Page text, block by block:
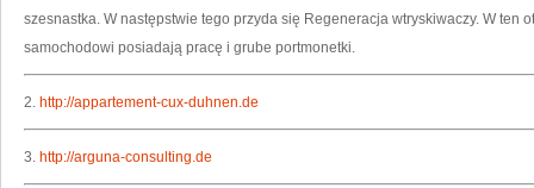
szesnastka. W następstwie tego przyda się Regeneracja wtryskiwaczy. W ten
samochodowi posiadają pracę i grube portmonetki.
2. http://appartement-cux-duhnen.de
3. http://arguna-consulting.de